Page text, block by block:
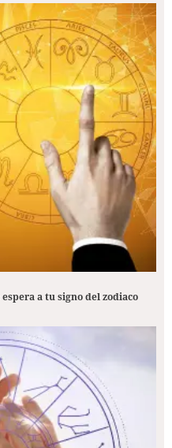
a tu signo del zodiaco